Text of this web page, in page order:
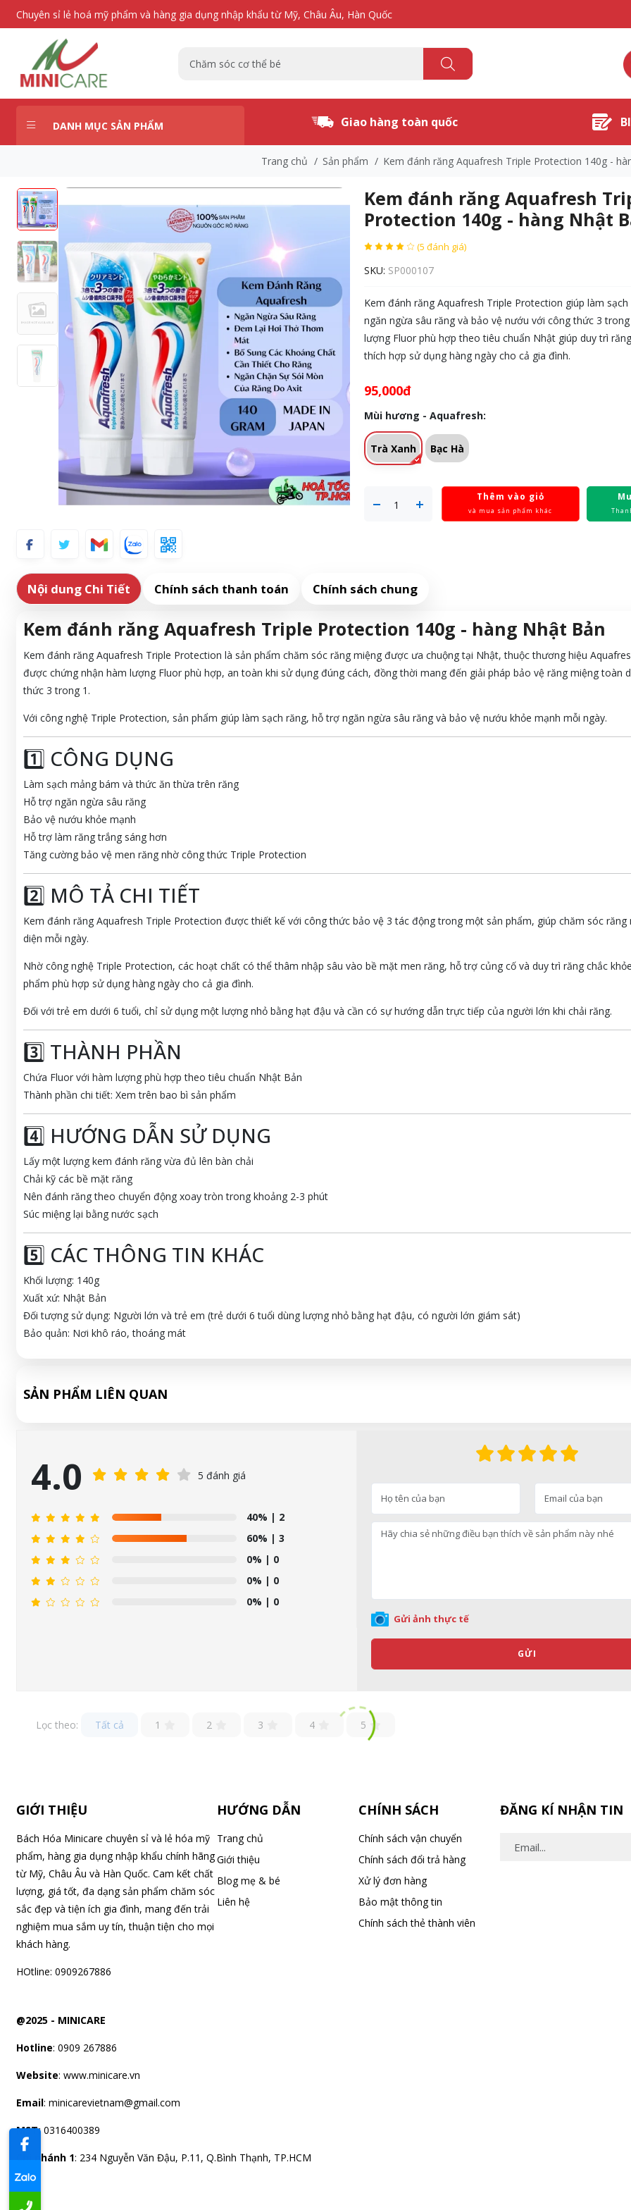
Chuyên sỉ lẻ hoá mỹ phẩm và hàng gia dụng nhập khẩu từ Mỹ, Châu Âu, Hàn Quốc
DANH MỤC SẢN PHẨM Giao hàng toàn quốc
Trang chủ / Sản phẩm / Kem đánh răng Aquafresh Triple Protection 140g -
Kem đánh răng Aquafresh
Protection 140g - hàng Nhật
(5 đánh giá)
SKU: SP000107
Kem đánh răng Aquafresh Triple Protection giúp làm
ngăn ngừa sâu răng và bảo vệ nướu với công thức 3 trong
lượng Fluor phù hợp theo tiêu chuẩn Nhật giúp duy trì
thích hợp sử dụng hàng ngày cho cả gia đình.
95,000đ
Mùi hương - Aquafresh:
Trà Xanh Bạc Hà
Thêm vào giỏ
và mua sản phẩm khác
Nội dung Chi Tiết Chính sách thanh toán Chính sách chung
Kem đánh răng Aquafresh Triple Protection 140g - hàng Nhật Bản
Kem đánh răng Aquafresh Triple Protection là sản phẩm chăm sóc răng miệng được ưa chuộng tại Nhật, thuộc thương hiệu
được chứng nhận hàm lượng Fluor phù hợp, an toàn khi sử dụng đúng cách, đồng thời mang đến giải pháp bảo vệ răng miệng toàn
thức 3 trong 1.
Với công nghệ Triple Protection, sản phẩm giúp làm sạch răng, hỗ trợ ngăn ngừa sâu răng và bảo vệ nướu khỏe mạnh mỗi ngày.
1️⃣ CÔNG DỤNG
Làm sạch mảng bám và thức ăn thừa trên răng
Hỗ trợ ngăn ngừa sâu răng
Bảo vệ nướu khỏe mạnh
Hỗ trợ làm răng trắng sáng hơn
Tăng cường bảo vệ men răng nhờ công thức Triple Protection
2️⃣ MÔ TẢ CHI TIẾT
Kem đánh răng Aquafresh Triple Protection được thiết kế với công thức bảo vệ 3 tác động trong một sản phẩm, giúp chăm sóc răng
diện mỗi ngày.
Nhờ công nghệ Triple Protection, các hoạt chất có thể thâm nhập sâu vào bề mặt men răng, hỗ trợ củng cố và duy trì răng chắc
phẩm phù hợp sử dụng hàng ngày cho cả gia đình.
Đối với trẻ em dưới 6 tuổi, chỉ sử dụng một lượng nhỏ bằng hạt đậu và cần có sự hướng dẫn trực tiếp của người lớn khi chải răng.
3️⃣ THÀNH PHẦN
Chứa Fluor với hàm lượng phù hợp theo tiêu chuẩn Nhật Bản
Thành phần chi tiết: Xem trên bao bì sản phẩm
4️⃣ HƯỚNG DẪN SỬ DỤNG
Lấy một lượng kem đánh răng vừa đủ lên bàn chải
Chải kỹ các bề mặt răng
Nên đánh răng theo chuyển động xoay tròn trong khoảng 2-3 phút
Súc miệng lại bằng nước sạch
5️⃣ CÁC THÔNG TIN KHÁC
Khối lượng: 140g
Xuất xứ: Nhật Bản
Đối tượng sử dụng: Người lớn và trẻ em (trẻ dưới 6 tuổi dùng lượng nhỏ bằng hạt đậu, có người lớn giám sát)
Bảo quản: Nơi khô ráo, thoáng mát
SẢN PHẨM LIÊN QUAN
4.0 5 đánh giá
40% | 2
60% | 3
0% | 0
0% | 0
0% | 0
Gửi ảnh thực tế
GỬI
Lọc theo: Tất cả 1 2 3 4 5
GIỚI THIỆU
Bách Hóa Minicare chuyên sỉ và lẻ hóa mỹ
phẩm, hàng gia dụng nhập khẩu chính hãng
từ Mỹ, Châu Âu và Hàn Quốc. Cam kết chất
lượng, giá tốt, đa dạng sản phẩm chăm sóc
sắc đẹp và tiện ích gia đình, mang đến trải
nghiệm mua sắm uy tín, thuận tiện cho mọi
khách hàng.
HOtline: 0909267886
HƯỚNG DẪN
Trang chủ
Giới thiệu
Blog mẹ & bé
Liên hệ
CHÍNH SÁCH
Chính sách vận chuyển
Chính sách đổi trả hàng
Xử lý đơn hàng
Bảo mật thông tin
Chính sách thẻ thành viên
ĐĂNG KÍ NHẬN TIN
@2025 - MINICARE
Hotline: 0909 267886
Website: www.minicare.vn
Email: minicarevietnam@gmail.com
MST:0316400389
Chi nhánh 1: 234 Nguyễn Văn Đậu, P.11, Q.Bình Thạnh, TP.HCM